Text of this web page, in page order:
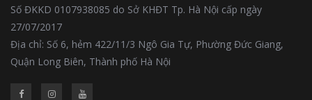
Số ĐKKD 0107938085 do Sở KHĐT Tp. Hà Nội cấp ngày
27/07/2017
Địa chỉ: Số 6, hẻm 422/11/3 Ngô Gia Tự, Phường Đức Giang,
Quận Long Biên, Thành phố Hà Nội